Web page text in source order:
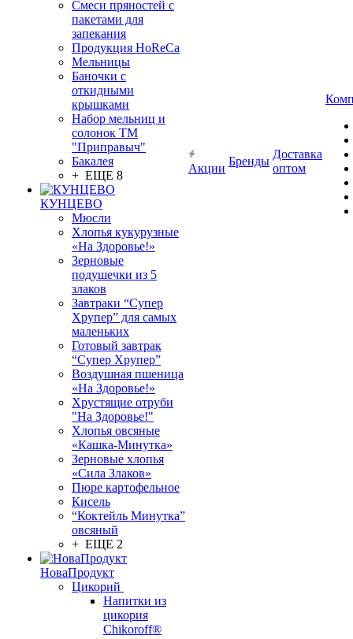
Смеси пряностей с
пакетами для
запекания
Продукция HoReCa
Мельницы
Баночки с
откидными
крышками
Набор мельниц и
солонок ТМ
"Приправыч"
Бакалея
+ ЕЩЕ 8
КУНЦЕВО
Мюсли
Хлопья кукурузные
«На Здоровье!»
Зерновые
подушечки из 5
злаков
Завтраки “Супер
Хрупер” для самых
маленьких
Готовый завтрак
“Супер Хрупер”
Воздушная пшеница
«На Здоровье!»
Хрустящие отруби
"На Здоровье!"
Хлопья овсяные
«Кашка-Минутка»
Зерновые хлопья
«Сила Злаков»
Пюре картофельное
Кисель
“Коктейль Минутка”
овсяный
+ ЕЩЕ 2
НоваПродукт
Цикорий
Напитки из
цикория
Chikoroff®
Акции
Бренды
Доставка
оптом